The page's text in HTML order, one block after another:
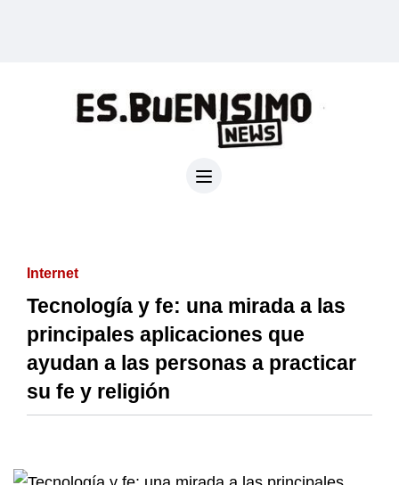
Internet
Tecnología y fe: una mirada a las
principales aplicaciones que
ayudan a las personas a practicar
su fe y religión